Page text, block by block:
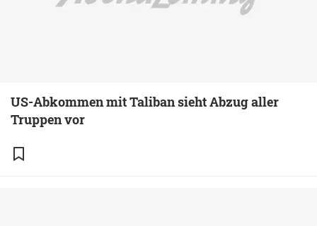
US-Abkommen mit Taliban sieht Abzug aller
Truppen vor